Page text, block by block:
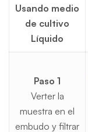
Usando medio
de cultivo
Líquido
Paso 1
Verter la
muestra en el
embudo y filtrar